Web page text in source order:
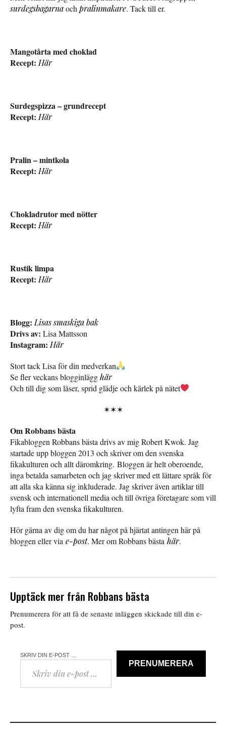
surdegsbagarnaochpralinmakare. Tack till er.
Mangotårta med choklad
Recept: Här
Surdegspizza – grundrecept
Recept: Här
Pralin – mintkola
Recept: Här
Chokladrutor med nötter
Recept: Här
Rustik limpa
Recept: Här
Blogg: Lisas smaskiga bak
Drivs av: Lisa Mattsson
Instagram: Här
Stort tack Lisa för din medverkan
Se fler veckans blogginlägghär
Och till dig som läser, sprid glädje och kärlek på nätet
✶✶✶
Om Robbans bästa
Fikabloggen Robbans bästa drivs av mig Robert Kwok. Jag
startade upp bloggen 2013 och skriver om den svenska
fikakulturen och allt däromkring. Bloggen är helt oberoende,
inga betalda samarbeten och jag skriver med ett lättare språk för
att alla ska känna sig inkluderade. Jag skriver även artiklar till
svensk och internationell media och till övriga företagare som vill
lyfta fram den svenska fikakulturen.
Hör gärna av dig om du har något på hjärtat antingen här på
bloggen eller via e-post. Mer om Robbans bästa här.
Upptäck mer från Robbans bästa
Prenumerera för att få de senaste inläggen skickade till din e-
post.
SKRIV DIN E-POST …
PRENUMERERA